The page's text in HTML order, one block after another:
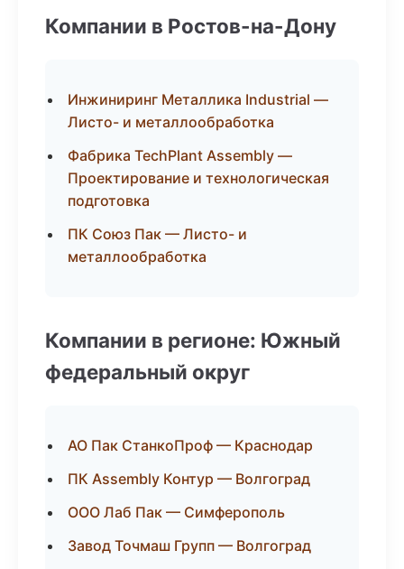
Компании в Ростов-на-Дону
Инжиниринг Металлика Industrial —
Листо- и металлообработка
Фабрика TechPlant Assembly —
Проектирование и технологическая
подготовка
ПК Союз Пак — Листо- и
металлообработка
Компании в регионе: Южный
федеральный округ
АО Пак СтанкоПроф — Краснодар
ПК Assembly Контур — Волгоград
ООО Лаб Пак — Симферополь
Завод Точмаш Групп — Волгоград